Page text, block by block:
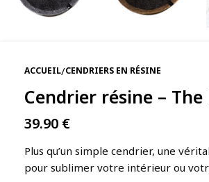
ACCUEIL/CENDRIERS EN RÉSINE
Cendrier résine – The
39.90 €
Plus qu’un simple cendrier, une
pour sublimer votre intérieur ou